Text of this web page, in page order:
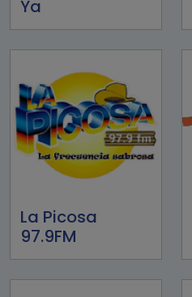
Ya
La Picosa
97.9FM